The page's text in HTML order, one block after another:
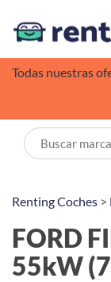
Todas nuestras
Renting Coches >
FORD
55kW